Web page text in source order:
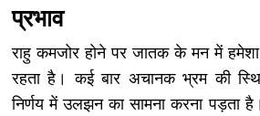
प्रभाव
राहु कमजोर होने पर जातक के मन में
रहता है। कई बार अचानक भ्रम की
निर्णय में उलझन का सामना करना पड़ता